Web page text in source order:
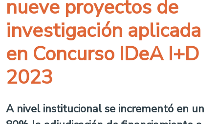
nueve proyectos de
investigación aplicada
en Concurso IDeA I+D
2023
A nivel institucional se incrementó en un